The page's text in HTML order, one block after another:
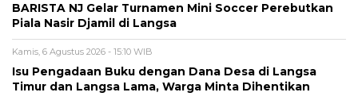
BARISTA NJ Gelar Turnamen Mini Soccer Perebutkan
Piala Nasir Djamil di Langsa
Kamis, 6 Agustus 2026 - 15:10 WIB
Isu Pengadaan Buku dengan Dana Desa di Langsa
Timur dan Langsa Lama, Warga Minta Dihentikan